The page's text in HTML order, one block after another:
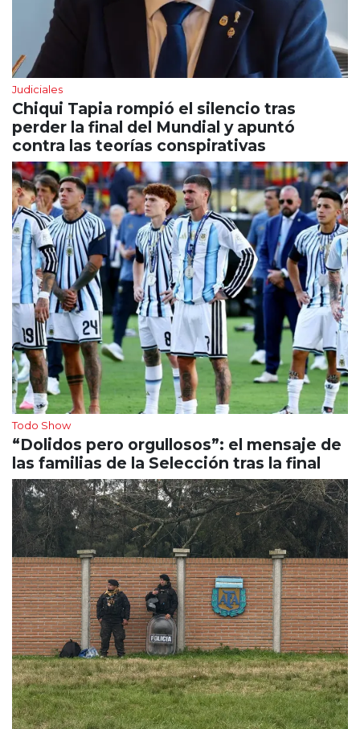
Judiciales
Chiqui Tapia rompió el silencio tras
perder la final del Mundial y apuntó
contra las teorías conspirativas
Todo Show
“Dolidos pero orgullosos”: el mensaje de
las familias de la Selección tras la final